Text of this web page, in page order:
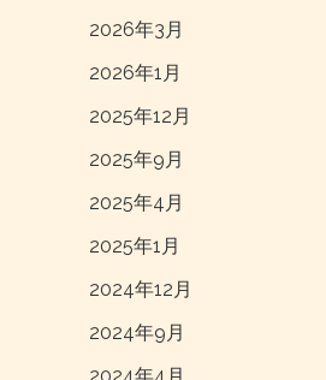
2026年3月
2026年1月
2025年12月
2025年9月
2025年4月
2025年1月
2024年12月
2024年9月